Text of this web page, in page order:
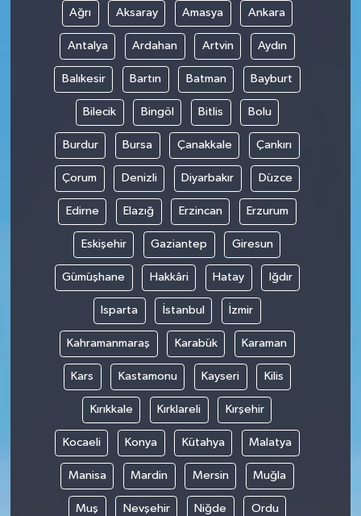
Ağrı Aksaray Amasya Ankara
Antalya Ardahan Artvin Aydın
Balıkesir Bartın Batman Bayburt
Bilecik Bingöl Bitlis Bolu
Burdur Bursa Çanakkale Çankırı
Çorum Denizli Diyarbakır Düzce
Edirne Elazığ Erzincan Erzurum
Eskişehir Gaziantep Giresun
Gümüşhane Hakkâri Hatay Iğdır
Isparta İstanbul İzmir
Kahramanmaraş Karabük Karaman
Kars Kastamonu Kayseri Kilis
Kırıkkale Kırklareli Kırşehir
Kocaeli Konya Kütahya Malatya
Manisa Mardin Mersin Muğla
Muş Nevşehir Niğde Ordu